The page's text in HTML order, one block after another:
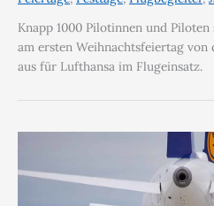
Knapp 1000 Pilotinnen und
am ersten Weihnachtsfeiertag
aus für Lufthansa im Flugeinsatz.